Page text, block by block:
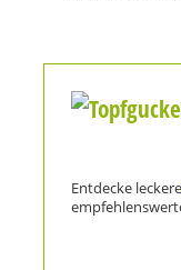
Entdecke leckere